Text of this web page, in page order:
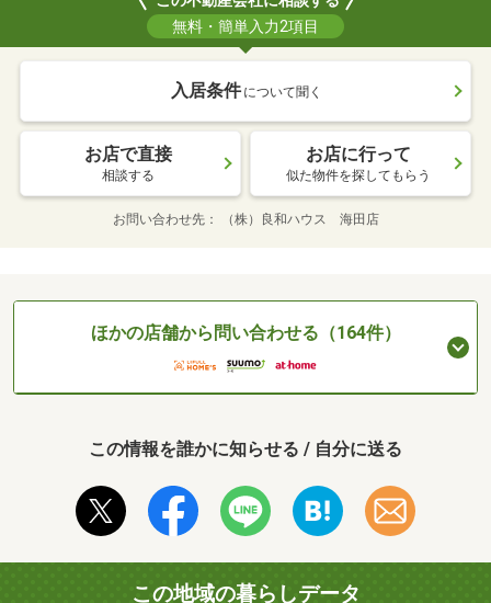
無料・簡単入力2項目
入居条件 について聞く
お店で直接
相談する
お店に行って
似た物件を探してもらう
お問い合わせ先 （株）良和ハウス 海田店
ほかの店舗から問い合わせる（164件）
この情報を誰かに知らせる / 自分に送る
この地域の暮らしデータ